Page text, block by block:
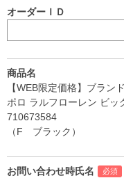
オーダーＩＤ
商品名
【WEB限定価格】ブラン
ポロ ラルフローレン ビッ
710673584
（F ブラック）
お問い合わせ時氏名